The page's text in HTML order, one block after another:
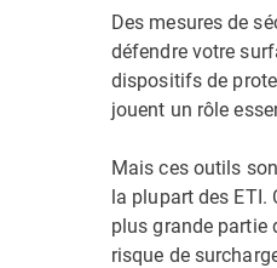
Des mesures de
défendre votre
dispositifs de
jouent un rôle
Mais ces outils
la plupart des ETI.
plus grande partie
risque de